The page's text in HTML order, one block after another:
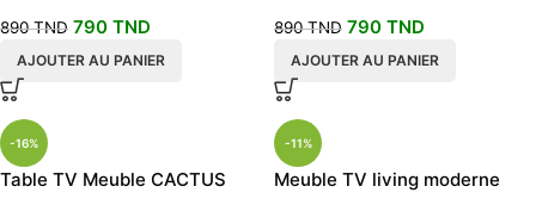
890TND 790 TND
AJOUTER AU PANIER
890TND 790 TND
AJOUTER AU PANIER
-16%
Table TV Meuble CACTUS
-11%
Meuble TV living moderne